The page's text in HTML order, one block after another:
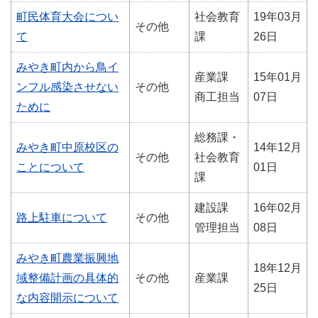
町民体育大会につい
て
その他
社会教育
課
19年03月
26日
みやき町内から鳥イ
ンフル感染させない
ために
その他
産業課
商工担当
15年01月
07日
みやき町中原校区の
ことについて
その他
総務課・
社会教育
課
14年12月
01日
路上駐車について その他
建設課
管理担当
16年02月
08日
みやき町農業振興地
域整備計画の具体的
な内容開示について
その他 産業課
18年12月
25日